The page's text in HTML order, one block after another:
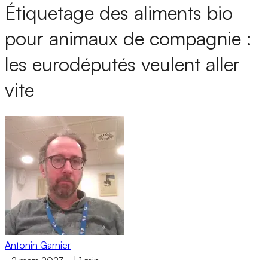
Étiquetage des aliments bio
pour animaux de compagnie :
les eurodéputés veulent aller
vite
Antonin Garnier